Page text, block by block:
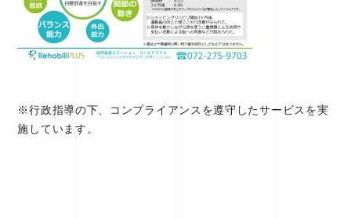
※行政指導の下、コンプライアンスを遵守したサービスを実
施しています。